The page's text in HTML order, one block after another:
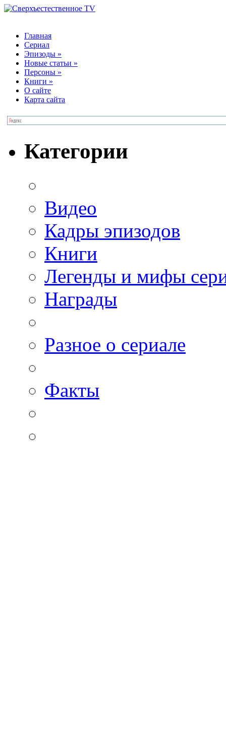
Главная
Сериал
Эпизоды »
Новые статьи »
Персоны »
Книги »
О сайте
Карта сайта
Категории
Видео
Кадры эпизодов
Книги
Легенды и мифы
Награды
Разное о сериале
Факты